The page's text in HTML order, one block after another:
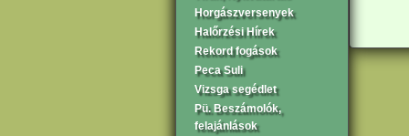
Horgászversenyek
Halőrzési Hírek
Rekord fogások
Peca Suli
Vizsga segédlet
Pü. Beszámolók,
felajánlások